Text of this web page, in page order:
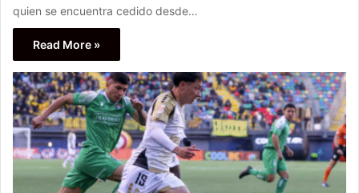
quien se encuentra cedido desde…
Read More »